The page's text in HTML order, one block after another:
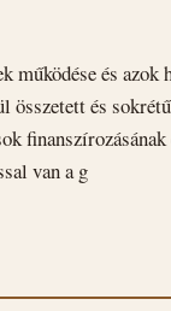
működése és azok
összetett és
van a g